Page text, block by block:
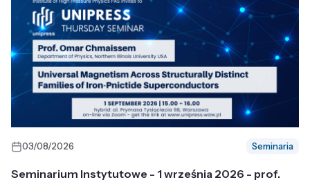
03/08/2026 Seminaria
Seminarium Instytutowe - 1 września 2026 - prof.